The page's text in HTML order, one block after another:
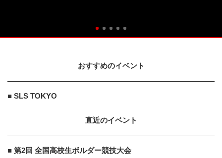
おすすめのイベント
■ SLS TOKYO
直近のイベント
■ 第2回 全国高校生ボルダー競技大会